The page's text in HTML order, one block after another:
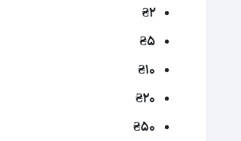
₴2
₴5
₴10
₴20
₴50